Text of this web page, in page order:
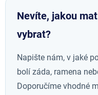
Nevíte, jakou
vybrat?
Napište nám, v jaké
bolí záda, ramena
Doporučíme vhodné